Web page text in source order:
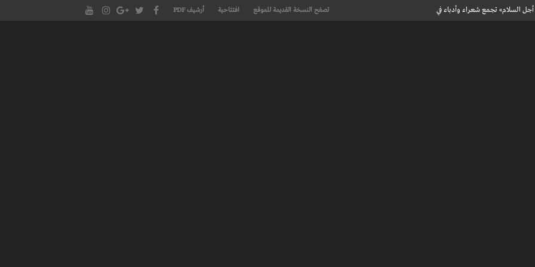
السلام» تجمع شعراء وأدباء في
تصفح النسخة القديمة للموقع افتتاحية أرشيف PDF